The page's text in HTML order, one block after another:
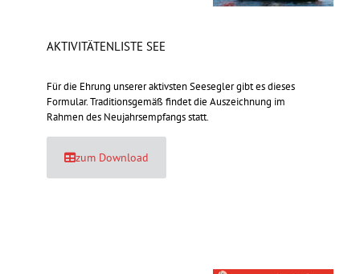
AKTIVITÄTENLISTE SEE
Für die Ehrung unserer aktivsten Seesegler gibt es dieses
Formular. Traditionsgemäß findet die Auszeichnung im
Rahmen des Neujahrsempfangs statt.
zum Download